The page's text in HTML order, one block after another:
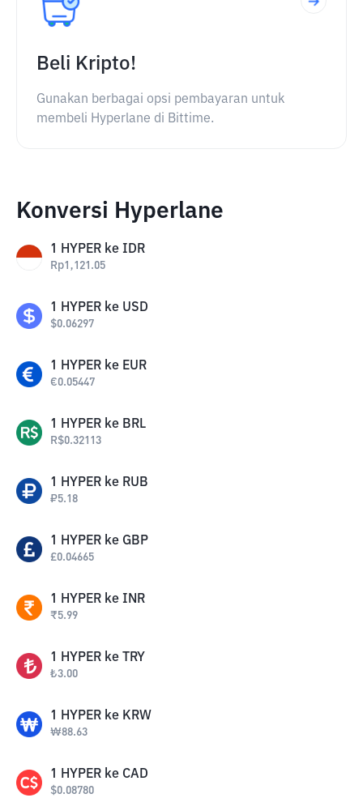
Beli Kripto!
Gunakan berbagai opsi pembayaran untuk
membeli Hyperlane di Bittime.
Konversi Hyperlane
1 HYPER ke IDR
Rp1,121.05
1 HYPER ke USD
$0.06297
1 HYPER ke EUR
€0.05447
1 HYPER ke BRL
R$0.32113
1 HYPER ke RUB
₽5.18
1 HYPER ke GBP
£0.04665
1 HYPER ke INR
₹5.99
1 HYPER ke TRY
₺3.00
1 HYPER ke KRW
₩88.63
1 HYPER ke CAD
$0.08780